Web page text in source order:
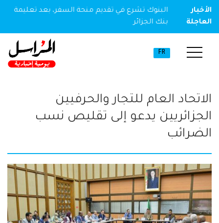
الأخبار
العاجلة
مخدر
البنوك تشرع في تقديم منحة السفر، بعد تعليمة
بنك الجزائر
FR
الاتحاد العام للتجار والحرفيين
الجزائريين يدعو إلى تقليص نسب
الضرائب